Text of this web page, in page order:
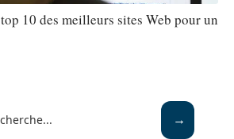
10 des meilleurs sites Web pour un